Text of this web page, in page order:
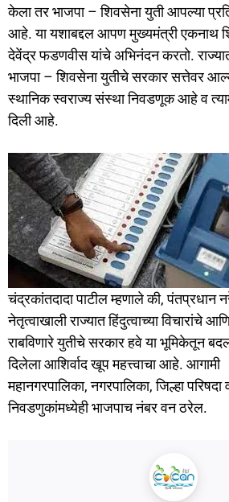
केला तर भाजपा – शिवसेना युती आपल्या
आहे. या यशाबद्दल आपण मुख्यमंत्री एकनाथ
देवेंद्र फडणवीस यांचे अभिनंदन करतो.
भाजपा – शिवसेना युतीचे सरकार सत्तेवर
स्थानिक स्वराज्य संस्था निवडणूक आहे व
दिली आहे.
चंद्रकांतदादा पाटील म्हणाले की, पंतप्रधान
नेतृत्वाखाली राज्यात हिंदुत्वाच्या विचारांचे
राबविणारे युतीचे सरकार हवे या भूमिकेतून
दिलेला आशिर्वाद खूप महत्त्वाचा आहे. आगामी
महानगरपालिका, नगरपालिका, जिल्हा परिषदा
निवडणुकांमध्येही भाजपाच नंबर वन ठरेल.